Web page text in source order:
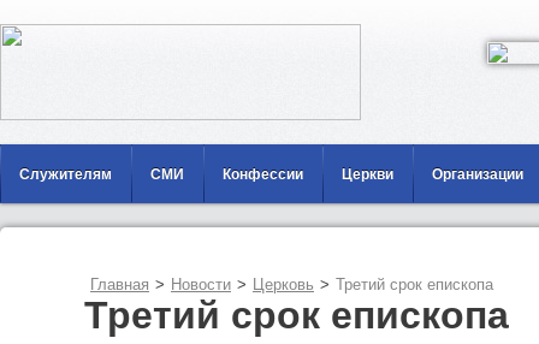
Служителям СМИ Конфессии Церкви Организации
Главная > Новости > Церковь > Третий срок епископа
Третий срок епископа